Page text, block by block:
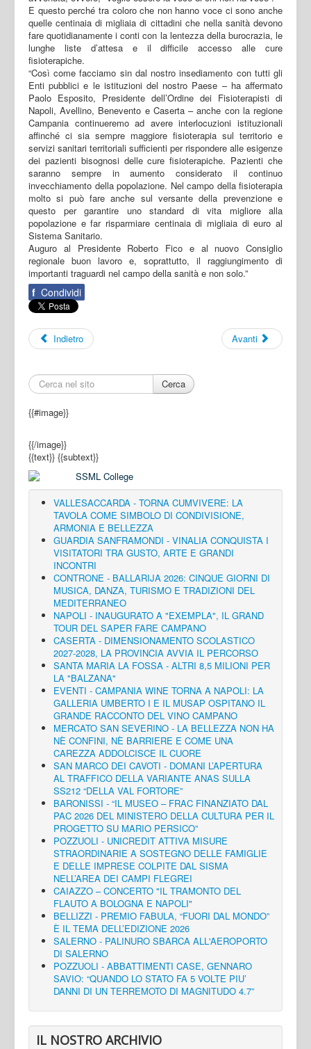
E questo perché tra coloro che non hanno voce ci sono anche
quelle centinaia di migliaia di cittadini che nella sanità devono
fare quotidianamente i conti con la lentezza della burocrazia, le
lunghe liste d’attesa e il difficile accesso alle cure
fisioterapiche.
“Così come facciamo sin dal nostro insediamento con tutti gli
Enti pubblici e le istituzioni del nostro Paese – ha affermato
Paolo Esposito, Presidente dell’Ordine dei Fisioterapisti di
Napoli, Avellino, Benevento e Caserta – anche con la regione
Campania continueremo ad avere interlocuzioni istituzionali
affinché ci sia sempre maggiore fisioterapia sul territorio e
servizi sanitari territoriali sufficienti per rispondere alle esigenze
dei pazienti bisognosi delle cure fisioterapiche. Pazienti che
saranno sempre in aumento considerato il continuo
invecchiamento della popolazione. Nel campo della fisioterapia
molto si può fare anche sul versante della prevenzione e
questo per garantire uno standard di vita migliore alla
popolazione e far risparmiare centinaia di migliaia di euro al
Sistema Sanitario.
Auguro al Presidente Roberto Fico e al nuovo Consiglio
regionale buon lavoro e, soprattutto, il raggiungimento di
importanti traguardi nel campo della sanità e non solo.”
f Condividi
Indietro Avanti
Cerca
{{#image}}
{{/image}}
{{text}} {{subtext}}
VALLESACCARDA - TORNA CUMVIVERE: LA
TAVOLA COME SIMBOLO DI CONDIVISIONE,
ARMONIA E BELLEZZA
GUARDIA SANFRAMONDI - VINALIA CONQUISTA I
VISITATORI TRA GUSTO, ARTE E GRANDI
INCONTRI
CONTRONE - BALLARIJA 2026: CINQUE GIORNI DI
MUSICA, DANZA, TURISMO E TRADIZIONI DEL
MEDITERRANEO
NAPOLI - INAUGURATO A "EXEMPLA", IL GRAND
TOUR DEL SAPER FARE CAMPANO
CASERTA - DIMENSIONAMENTO SCOLASTICO
2027-2028, LA PROVINCIA AVVIA IL PERCORSO
SANTA MARIA LA FOSSA - ALTRI 8,5 MILIONI PER
LA "BALZANA"
EVENTI - CAMPANIA WINE TORNA A NAPOLI: LA
GALLERIA UMBERTO I E IL MUSAP OSPITANO IL
GRANDE RACCONTO DEL VINO CAMPANO
MERCATO SAN SEVERINO - LA BELLEZZA NON HA
NÈ CONFINI, NÈ BARRIERE E COME UNA
CAREZZA ADDOLCISCE IL CUORE
SAN MARCO DEI CAVOTI - DOMANI L’APERTURA
AL TRAFFICO DELLA VARIANTE ANAS SULLA
SS212 “DELLA VAL FORTORE”
BARONISSI - “IL MUSEO – FRAC FINANZIATO DAL
PAC 2026 DEL MINISTERO DELLA CULTURA PER IL
PROGETTO SU MARIO PERSICO”
POZZUOLI - UNICREDIT ATTIVA MISURE
STRAORDINARIE A SOSTEGNO DELLE FAMIGLIE
E DELLE IMPRESE COLPITE DAL SISMA
NELL’AREA DEI CAMPI FLEGREI
CAIAZZO – CONCERTO "IL TRAMONTO DEL
FLAUTO A BOLOGNA E NAPOLI"
BELLIZZI - PREMIO FABULA, “FUORI DAL MONDO”
È IL TEMA DELL’EDIZIONE 2026
SALERNO - PALINURO SBARCA ALL'AEROPORTO
DI SALERNO
POZZUOLI - ABBATTIMENTI CASE, GENNARO
SAVIO: “QUANDO LO STATO FA 5 VOLTE PIU’
DANNI DI UN TERREMOTO DI MAGNITUDO 4.7”
IL NOSTRO ARCHIVIO